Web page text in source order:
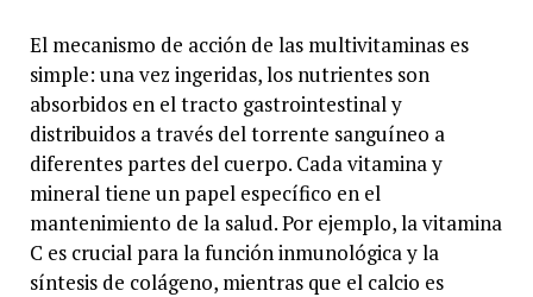
El mecanismo de acción de las multivitaminas es
simple: una vez ingeridas, los nutrientes son
absorbidos en el tracto gastrointestinal y
distribuidos a través del torrente sanguíneo a
diferentes partes del cuerpo. Cada vitamina y
mineral tiene un papel específico en el
mantenimiento de la salud. Por ejemplo, la vitamina
C es crucial para la función inmunológica y la
síntesis de colágeno, mientras que el calcio es